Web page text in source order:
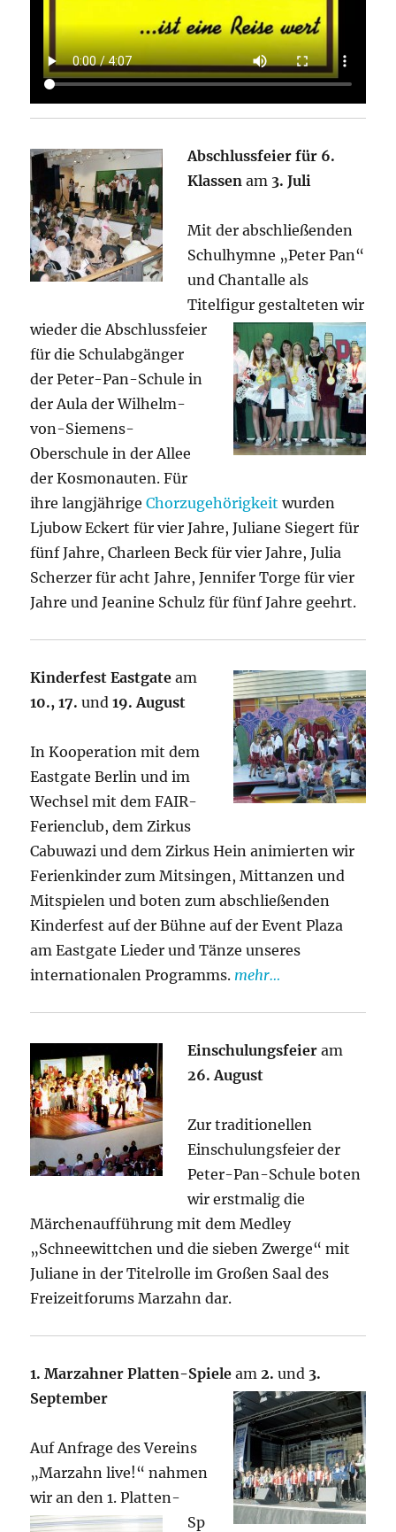
Abschlussfeier für 6.
Klassen am 3. Juli
Mit der abschließenden
Schulhymne „Peter Pan“
und Chantalle als
Titelfigur gestalteten wir
wieder die Abschlussfeier
für die Schulabgänger
der Peter-Pan-Schule in
der Aula der Wilhelm-
von-Siemens-
Oberschule in der Allee
der Kosmonauten. Für
ihre langjährigeChorzugehörigkeitwurden
Ljubow Eckert für vier Jahre, Juliane Siegert für
fünf Jahre, Charleen Beck für vier Jahre, Julia
Scherzer für acht Jahre, Jennifer Torge für vier
Jahre und Jeanine Schulz für fünf Jahre geehrt.
Kinderfest Eastgateam
10., 17.und 19. August
In Kooperation mit dem
Eastgate Berlin und im
Wechsel mit dem FAIR-
Ferienclub, dem Zirkus
Cabuwazi und dem Zirkus Hein animierten wir
Ferienkinder zum Mitsingen, Mittanzen und
Mitspielen und boten zum abschließenden
Kinderfest auf der Bühne auf der Event Plaza
am Eastgate Lieder und Tänze unseres
internationalen Programms. mehr…
Einschulungsfeieram
26. August
Zur traditionellen
Einschulungsfeier der
Peter-Pan-Schule boten
wir erstmalig die
Märchenaufführung mit dem Medley
„Schneewittchen und die sieben Zwerge“ mit
Juliane in der Titelrolle im Großen Saal des
Freizeitforums Marzahn dar.
1. Marzahner Platten-Spieleam 2.und 3.
September
Auf Anfrage des Vereins
„Marzahn live!“ nahmen
wir an den1. Platten-
Sp